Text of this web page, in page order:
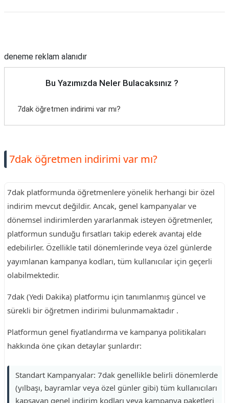
deneme reklam alanıdır
Bu Yazımızda Neler Bulacaksınız ?
7dak öğretmen indirimi var mı?
7dak öğretmen indirimi var mı?
7dak platformunda öğretmenlere yönelik herhangi bir özel
indirim mevcut değildir. Ancak, genel kampanyalar ve
dönemsel indirimlerden yararlanmak isteyen öğretmenler,
platformun sunduğu fırsatları takip ederek avantaj elde
edebilirler. Özellikle tatil dönemlerinde veya özel günlerde
yayımlanan kampanya kodları, tüm kullanıcılar için geçerli
olabilmektedir.
7dak (Yedi Dakika) platformu için tanımlanmış güncel ve
sürekli bir öğretmen indirimi bulunmamaktadır .
Platformun genel fiyatlandırma ve kampanya politikaları
hakkında öne çıkan detaylar şunlardır:
Standart Kampanyalar: 7dak genellikle belirli dönemlerde
(yılbaşı, bayramlar veya özel günler gibi) tüm kullanıcıları
kapsayan genel indirim kodları veya kampanya paketleri